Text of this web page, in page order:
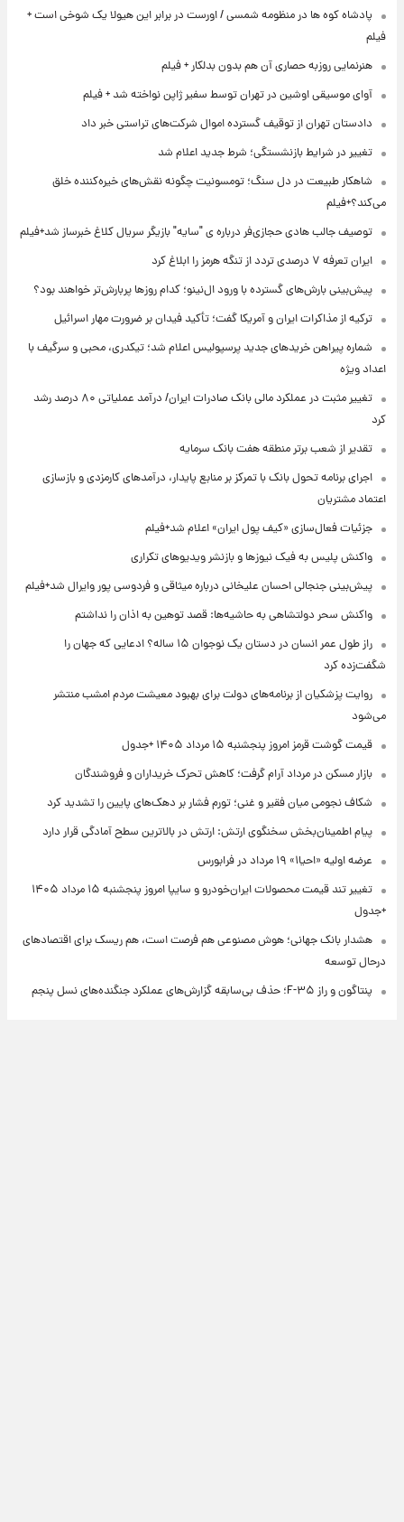
پادشاه کوه ها در منظومه شمسی / اورست در برابر این هیولا یک شوخی است +
فیلم
هنرنمایی روزبه حصاری آن هم بدون بدلکار + فیلم
آوای موسیقی اوشین در تهران توسط سفیر ژاپن نواخته شد + فیلم
دادستان تهران از توقیف گسترده اموال شرکت‌های تراستی خبر داد
تغییر در شرایط بازنشستگی؛ شرط جدید اعلام شد
شاهکار طبیعت در دل سنگ؛ تومسونیت چگونه نقش‌های خیره‌کننده خلق
می‌کند؟+فیلم
توصیف جالب هادی حجازی‌فر درباره ی "سایه" بازیگر سریال کلاغ خبرساز شد+فیلم
ایران تعرفه ۷ درصدی تردد از تنگه هرمز را ابلاغ کرد
پیش‌بینی بارش‌های گسترده با ورود ال‌نینو؛ کدام روزها پربارش‌تر خواهند بود؟
ترکیه از مذاکرات ایران و آمریکا گفت؛ تأکید فیدان بر ضرورت مهار اسرائیل
شماره پیراهن خریدهای جدید پرسپولیس اعلام شد؛ تیکدری، محبی و سرگیف با
اعداد ویژه
تغییر مثبت در عملکرد مالی بانک صادرات ایران/ درآمد عملیاتی ۸۰ درصد رشد
کرد
تقدیر از شعب برتر منطقه هفت بانک سرمایه
اجرای برنامه تحول بانک با تمرکز بر منابع پایدار، درآمدهای کارمزدی و بازسازی
اعتماد مشتریان
جزئیات فعال‌سازی «کیف پول ایران» اعلام شد+فیلم
واکنش پلیس به فیک نیوزها و بازنشر ویدیوهای تکراری
پیش‌بینی جنجالی احسان علیخانی درباره میثاقی و فردوسی پور وایرال شد+فیلم
واکنش سحر دولتشاهی به حاشیه‌ها: قصد توهین به اذان را نداشتم
راز طول عمر انسان در دستان یک نوجوان ۱۵ ساله؟ ادعایی که جهان را
شگفت‌زده کرد
روایت پزشکیان از برنامه‌های دولت برای بهبود معیشت مردم امشب منتشر
می‌شود
قیمت گوشت قرمز امروز پنجشنبه ۱۵ مرداد ۱۴۰۵ +جدول
بازار مسکن در مرداد آرام گرفت؛ کاهش تحرک خریداران و فروشندگان
شکاف نجومی میان فقیر و غنی؛ تورم فشار بر دهک‌های پایین را تشدید کرد
پیام اطمینان‌بخش سخنگوی ارتش: ارتش در بالاترین سطح آمادگی قرار دارد
عرضه اولیه «احیا۱» ۱۹ مرداد در فرابورس
تغییر تند قیمت محصولات ایران‌خودرو و سایپا امروز پنجشنبه ۱۵ مرداد ۱۴۰۵
+جدول
هشدار بانک جهانی؛ هوش مصنوعی هم فرصت است، هم ریسک برای اقتصادهای
درحال توسعه
پنتاگون و راز F-۳۵؛ حذف بی‌سابقه گزارش‌های عملکرد جنگنده‌های نسل پنجم